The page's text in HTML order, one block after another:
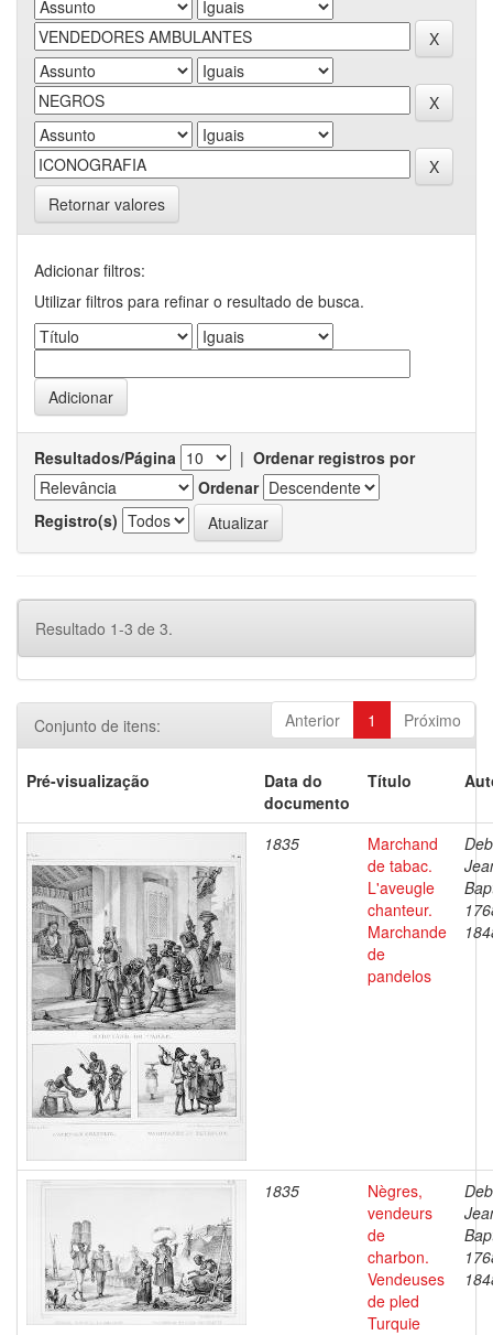
Retornar valores
Adicionar filtros:
Utilizar filtros para refinar o resultado de busca.
Resultados/Página | Ordenar registros por
Ordenar
Registro(s)
Resultado 1-3 de 3.
Anterior 1 Próximo
Conjunto de itens:
Pré-visualização
Data do
documento
Título
1835
Marchand
de tabac.
L'aveugle
chanteur.
Marchande
de
pandelos
1835
Nègres,
vendeurs
de
charbon.
Vendeuses
de pled
Turquie